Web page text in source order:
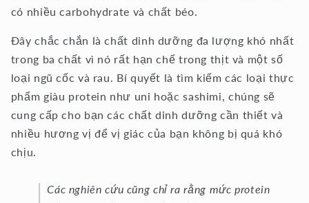
có nhiều carbohydrate và chất béo.
Đây chắc chắn là chất dinh dưỡng đa lượng khó nhất
trong ba chất vì nó rất hạn chế trong thịt và một số
loại ngũ cốc và rau. Bí quyết là tìm kiếm các loại thực
phẩm giàu protein như uni hoặc sashimi, chúng sẽ
cung cấp cho bạn các chất dinh dưỡng cần thiết và
nhiều hương vị để vị giác của bạn không bị quá khó
chịu.
Các nghiên cứu cũng chỉ ra rằng mức protein